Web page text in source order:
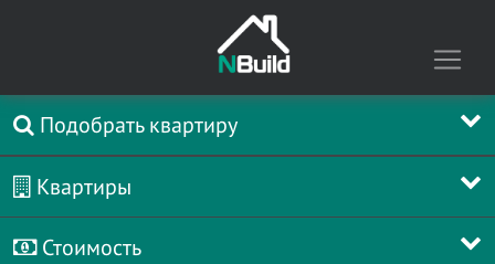
Подобрать квартиру
Квартиры
Стоимость